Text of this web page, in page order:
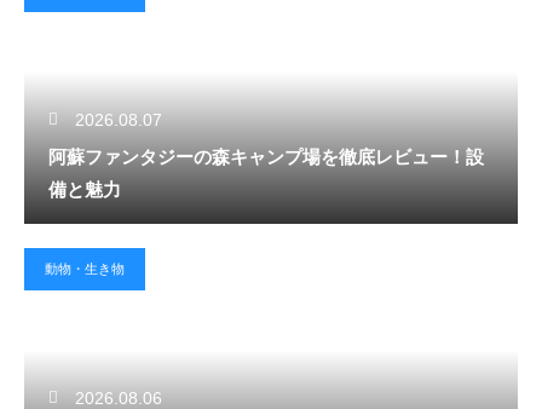
2026.08.07
阿蘇ファンタジーの森キャンプ場を徹底レビュー！設
備と魅力
動物・生き物
2026.08.06